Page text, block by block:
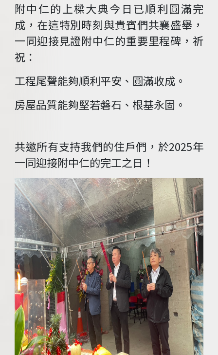
附中仁的上樑大典今日已順利圓滿完
成，在這特別時刻與貴賓們共襄盛舉，
一同迎接見證附中仁的重要里程碑，祈
祝：
工程尾聲能夠順利平安、圓滿收成。
房屋品質能夠堅若磐石、根基永固。
共邀所有支持我們的住戶們，於2025年
一同迎接附中仁的完工之日！